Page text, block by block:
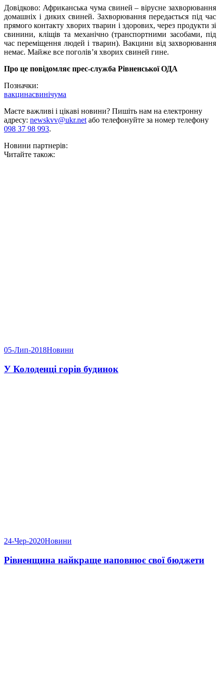
Довідково: Африканська чума свиней – вірусне захворювання
домашніх і диких свиней. Захворювання передається під час
прямого контакту хворих тварин і здорових, через продукти зі
свинини, кліщів та механічно (транспортними засобами, під
час переміщення людей і тварин). Вакцини від захворювання
немає. Майже все поголів’я хворих свиней гине.
Про це повідомляє прес-служба Рівненської ОДА
Позначки:
вакцинасвинічума
Маєте важливі і цікаві новини? Пишіть нам на електронну
адресу: newskvv@ukr.netабо телефонуйте за номер телефону
098 37 98 993.
Новини партнерів:
Читайте також:
05-Лип-2018Новини
У Колоденці горів будинок
24-Чер-2020Новини
Рівненщина найкраще наповнює свої бюджети